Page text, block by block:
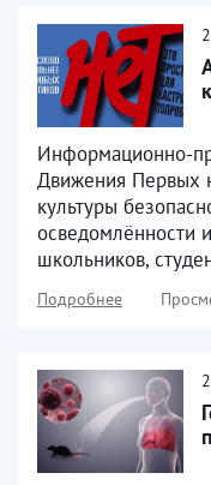
Информационно-
Движения Первых
культуры
осведомлённости
школьников,
Подробнее